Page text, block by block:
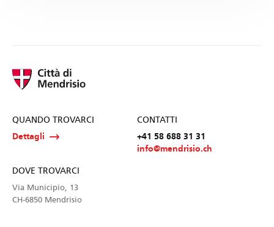
QUANDO TROVARCI
Dettagli
CONTATTI
+41 58 688 31 31
info@mendrisio.ch
DOVE TROVARCI
Via Municipio, 13
CH-6850 Mendrisio